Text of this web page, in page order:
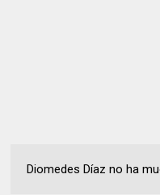
Diomedes Díaz no ha